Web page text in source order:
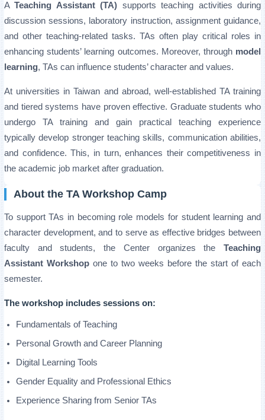
ATeaching Assistant (TA) supports teaching activities during
discussion sessions, laboratory instruction, assignment guidance,
and other teaching-related tasks. TAs often play critical roles in
enhancing students’ learning outcomes. Moreover, through model
learning, TAs can influence students’ character and values.
At universities in Taiwan and abroad, well-established TA training
and tiered systems have proven effective. Graduate students who
undergo TA training and gain practical teaching experience
typically develop stronger teaching skills, communication abilities,
and confidence. This, in turn, enhances their competitiveness in
the academic job market after graduation.
About the TA Workshop Camp
To support TAs in becoming role models for student learning and
character development, and to serve as effective bridges between
faculty and students, the Center organizes the Teaching
Assistant Workshop one to two weeks before the start of each
semester.
The workshop includes sessions on:
Fundamentals of Teaching
Personal Growth and Career Planning
Digital Learning Tools
Gender Equality and Professional Ethics
Experience Sharing from Senior TAs